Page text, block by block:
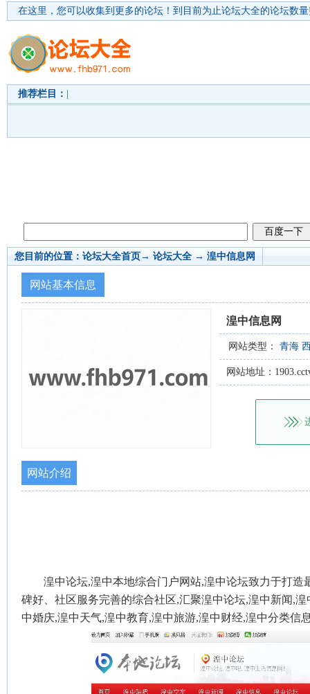
在这里，您可以收集到更多的论坛！ 到目前为止论坛大全的论坛数
推荐栏目：
您目前的位置： 论坛大全首页→ 论坛大全 → 湟中信息网
网站基本信息
湟中信息网
网站类型： 青海
网站地址：
网站介绍
湟中论坛,湟中本地综合门户网站,湟中论坛致力于打
碑好、社区服务完善的综合社区,汇聚湟中论坛,湟中新闻,
中婚庆,湟中天气,湟中教育,湟中旅游,湟中财经,湟中分类信